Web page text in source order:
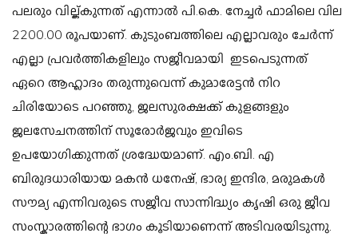
പലരും വില്ക്കുന്നത് എന്നാൽ പി.കെ. നേച്ചർ ഫാമിലെ വില
2200.00 രൂപയാണ്. കുടുംബത്തിലെ എല്ലാവരും ചേർന്ന്
എല്ലാ പ്രവർത്തികളിലും സജീവമായി ഇടപെടുന്നത്
ഏറെ ആഹ്ലാദം തരുന്നുവെന്ന് കുമാരേട്ടൻ നിറ
ചിരിയോടെ പറഞ്ഞു, ജലസുരക്ഷക്ക് കുളങ്ങളും
ജലസേചനത്തിന് സൂരോർജവും ഇവിടെ
ഉപയോഗിക്കുന്നത് ശ്രദ്ധേയമാണ്. എം.ബി. എ
ബിരുദധാരിയായ മകൻ ധനേഷ്, ഭാര്യ ഇന്ദിര, മരുമകൾ
സൗമ്യ എന്നിവരുടെ സജീവ സാന്നിദ്ധ്യം കൃഷി ഒരു ജീവ
സംസ്കാരത്തിന്റെ ഭാഗം കൂടിയാണെന്ന് അടിവരയിടുന്നു.